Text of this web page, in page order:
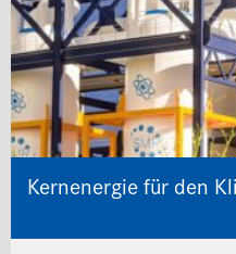
Kernenergie für den